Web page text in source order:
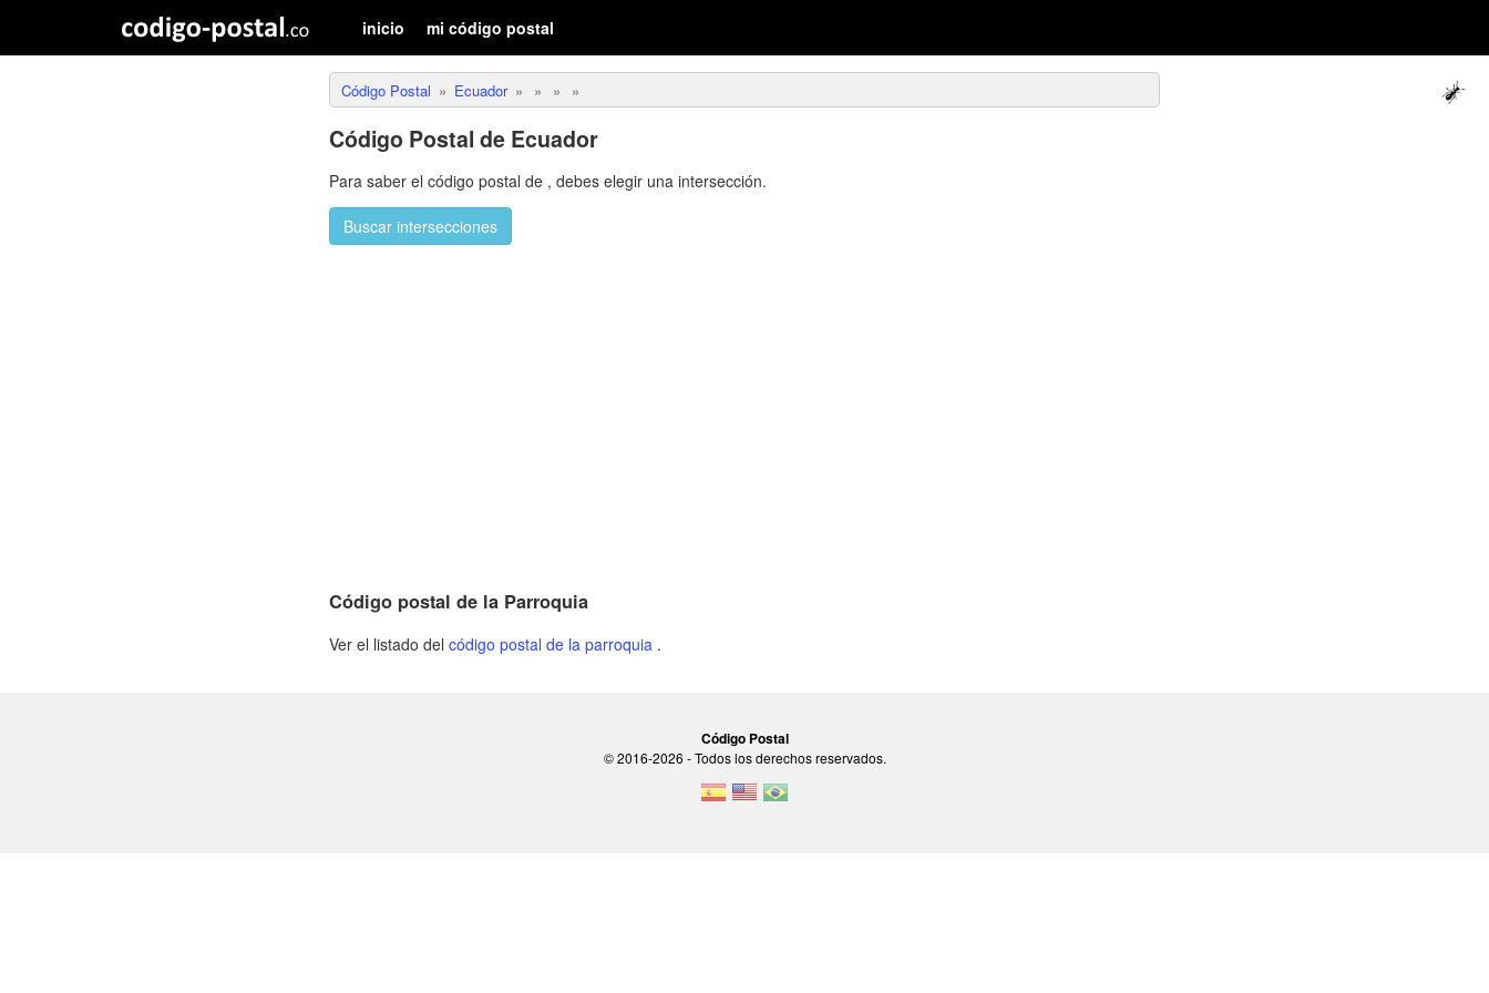
inicio mi código postal
Código Postal Ecuador
Código Postal de Ecuador
Para saber el código postal de , debes elegir una intersección.
Buscar intersecciones
Código postal de la Parroquia
Ver el listado del código postal de la parroquia .
Código Postal
© 2016-2026 - Todos los derechos reservados.